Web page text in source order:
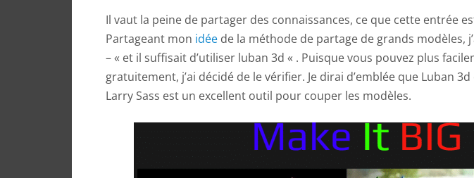
Il vaut la peine de partager des connaissances, ce que cette entrée
Partageant mon idée de la méthode de partage de grands modèles,
– « et il suffisait d’utiliser luban 3d « . Puisque vous pouvez plus
gratuitement, j’ai décidé de le vérifier. Je dirai d’emblée que Luban
Larry Sass est un excellent outil pour couper les modèles.